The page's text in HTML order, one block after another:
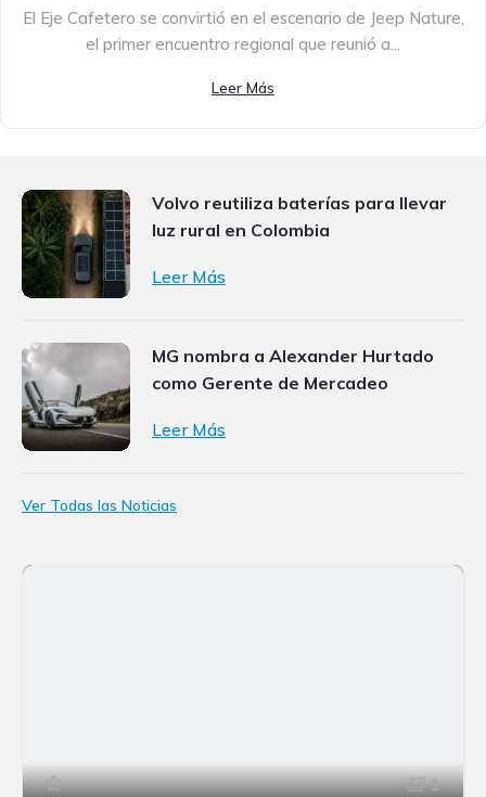
El Eje Cafetero se convirtió en el escenario de Jeep Nature,
el primer encuentro regional que reunió a...
Leer Más
Volvo reutiliza baterías para llevar
luz rural en Colombia
Leer Más
MG nombra a Alexander Hurtado
como Gerente de Mercadeo
Leer Más
Ver Todas las Noticias
1